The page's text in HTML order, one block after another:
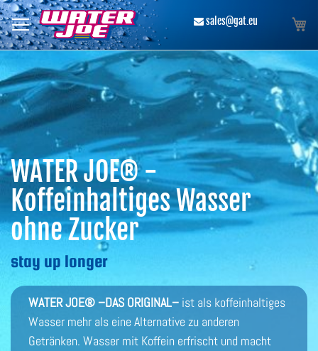
Direkt
zum
Inhalt
​ sales@gat.eu
WATER JOE® -
Koffeinhaltiges Wasser
ohne Zucker
stay up longer
WATER JOE® –DAS ORIGINAL– ist als koffeinhaltiges
Wasser mehr als eine Alternative zu anderen
Getränken. Wasser mit Koffein erfrischt und macht